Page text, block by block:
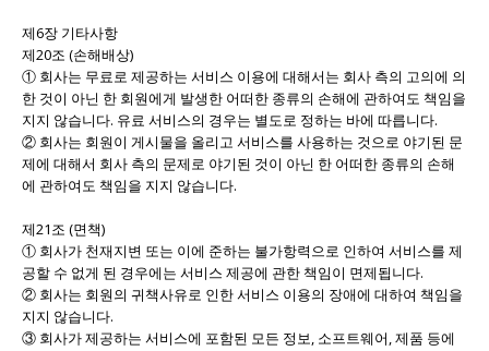
제6장 기타사항
제20조 (손해배상)
① 회사는 무료로 제공하는 서비스 이용에 대해서는 회사 측의 고의에 의
한 것이 아닌 한 회원에게 발생한 어떠한 종류의 손해에 관하여도 책임을
지지 않습니다. 유료 서비스의 경우는 별도로 정하는 바에 따릅니다.
② 회사는 회원이 게시물을 올리고 서비스를 사용하는 것으로 야기된 문
제에 대해서 회사 측의 문제로 야기된 것이 아닌 한 어떠한 종류의 손해
에 관하여도 책임을 지지 않습니다.
제21조 (면책)
① 회사가 천재지변 또는 이에 준하는 불가항력으로 인하여 서비스를 제
공할 수 없게 된 경우에는 서비스 제공에 관한 책임이 면제됩니다.
② 회사는 회원의 귀책사유로 인한 서비스 이용의 장애에 대하여 책임을
지지 않습니다.
③ 회사가 제공하는 서비스에 포함된 모든 정보, 소프트웨어, 제품 등에